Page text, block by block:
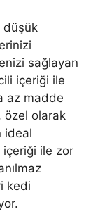
düşük
sağlayan
içeriği ile
az madde
özel olarak
ideal
içeriği ile zor
kedi